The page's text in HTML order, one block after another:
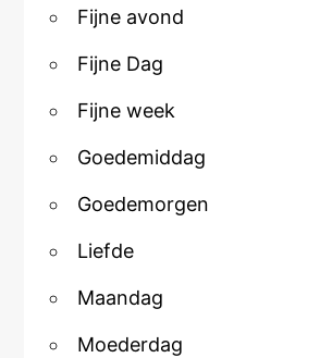
Fijne avond
Fijne Dag
Fijne week
Goedemiddag
Goedemorgen
Liefde
Maandag
Moederdag